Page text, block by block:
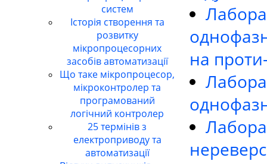
систем
Історія створення та
розвитку
мікропроцесорних
засобів автоматизації
Що таке мікропроцесор,
мікроконтролер та
програмований
логічний контролер
25 термінів з
електроприводу та
автоматизації
на